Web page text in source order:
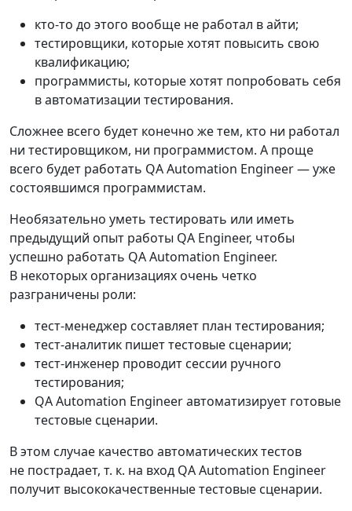
кто-то до этого вообще не работал в айти;
тестировщики, которые хотят повысить свою
квалификацию;
программисты, которые хотят попробовать себя
в автоматизации тестирования.
Сложнее всего будет конечно же тем, кто ни работал
ни тестировщиком, ни программистом. А проще
всего будет работать QA Automation Engineer — уже
состоявшимся программистам.
Необязательно уметь тестировать или иметь
предыдущий опыт работы QA Engineer, чтобы
успешно работать QA Automation Engineer.
В некоторых организациях очень четко
разграничены роли:
тест-менеджер составляет план тестирования;
тест-аналитик пишет тестовые сценарии;
тест-инженер проводит сессии ручного
тестирования;
QA Automation Engineer автоматизирует готовые
тестовые сценарии.
В этом случае качество автоматических тестов
не пострадает, т. к. на вход QA Automation Engineer
получит высококачественные тестовые сценарии.